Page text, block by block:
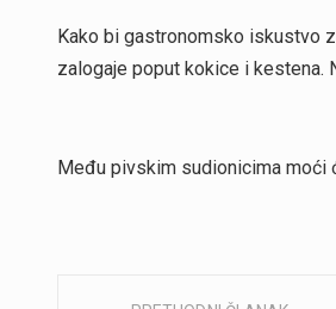
Kako bi gastronomsko iskustvo
zalogaje poput kokice i kestena.
Među pivskim sudionicima moći